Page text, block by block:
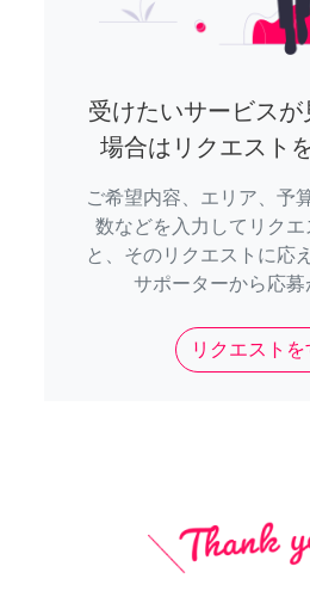
受けたいサービス
場合はリクエスト
ご希望内容、エリア、予
数などを入力してリクエ
と、そのリクエストに応
サポーターから応募
リクエストを